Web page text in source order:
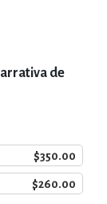
de
$350.00
$260.00